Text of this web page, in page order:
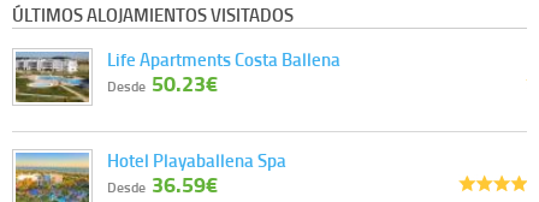
ÚLTIMOS ALOJAMIENTOS VISITADOS
Life Apartments Costa Ballena
Desde 50.23€
Hotel Playaballena Spa
Desde 36.59€